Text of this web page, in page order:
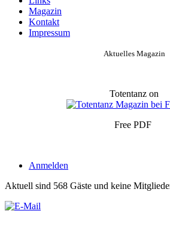
Magazin
Kontakt
Impressum
Aktuelles Magazin
Totentanz on
Free PDF
Anmelden
Aktuell sind 568 Gäste und keine